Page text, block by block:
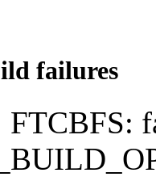
failures
FTCBFS: